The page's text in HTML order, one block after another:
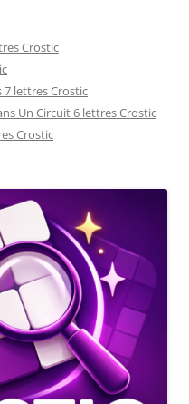
Crostic
7 lettres Crostic
Un Circuit 6 lettres Crostic
Crostic